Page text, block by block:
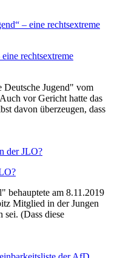
– eine rechtsextreme
rechtsextreme
Jugend" vom
vor Gericht hatte das
davon überzeugen, dass
der JLO?
behauptete am 8.11.2019
Mitglied in der Jungen
sei. (Dass diese